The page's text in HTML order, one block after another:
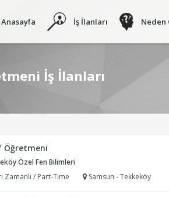
Anasayfa İş İlanları Neden
İş İlanları
Öğretmeni
Özel Fen Bilimleri
Zamanlı / Part-Time
Samsun - Tekkeköy